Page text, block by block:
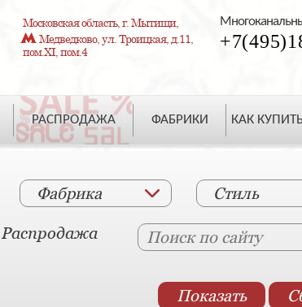
Московская область, г. Мытищи,
Медведково, ул. Троицкая, д.11,
пом.XI, пом.4
РАСПРОДАЖА ФАБРИКИ КАК
Фабрика Стиль
Распродажа